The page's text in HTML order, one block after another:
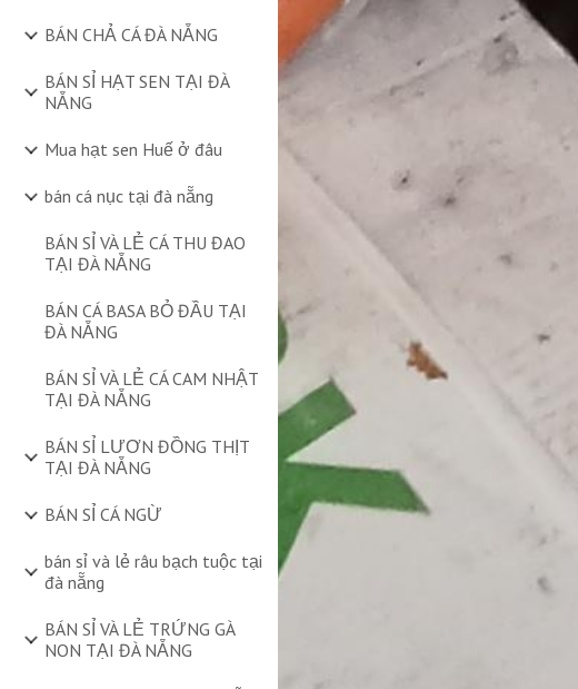
BÁN CHẢ CÁ ĐÀ NẴNG
BÁN SỈ HẠT SEN TẠI ĐÀ
NẴNG
Mua hạt sen Huế ở đâu
bán cá nục tại đà nẵng
BÁN SỈ VÀ LẺ CÁ THU ĐAO
TẠI ĐÀ NẴNG
BÁN CÁ BASA BỎ ĐẦU TẠI
ĐÀ NẴNG
BÁN SỈ VÀ LẺ CÁ CAM NHẬT
TẠI ĐÀ NẴNG
BÁN SỈ LƯƠN ĐỒNG THỊT
TẠI ĐÀ NẴNG
BÁN SỈ CÁ NGỪ
bán sỉ và lẻ râu bạch tuộc tại
đà nẵng
BÁN SỈ VÀ LẺ TRỨNG GÀ
NON TẠI ĐÀ NẴNG